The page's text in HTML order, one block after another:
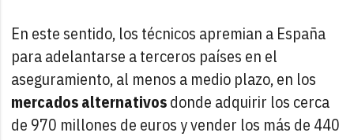
En este sentido, los técnicos apremian a España
para adelantarse a terceros países en el
aseguramiento, al menos a medio plazo, en los
mercados alternativosdonde adquirir los cerca
de 970 millones de euros y vender los más de 440